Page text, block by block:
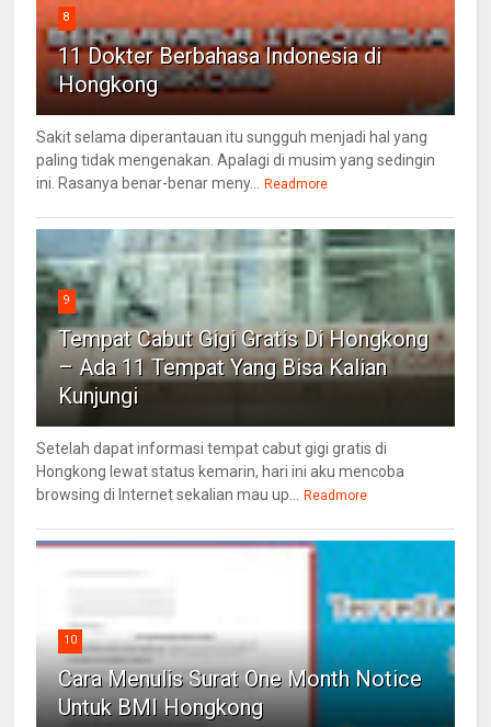
8
11 Dokter Berbahasa Indonesia di
Hongkong
Sakit selama diperantauan itu sungguh menjadi hal yang
paling tidak mengenakan. Apalagi di musim yang sedingin
ini. Rasanya benar-benar meny... Readmore
9
Tempat Cabut Gigi Gratis Di Hongkong
– Ada 11 Tempat Yang Bisa Kalian
Kunjungi
Setelah dapat informasi tempat cabut gigi gratis di
Hongkong lewat status kemarin, hari ini aku mencoba
browsing di Internet sekalian mau up... Readmore
10
Cara Menulis Surat One Month Notice
Untuk BMI Hongkong